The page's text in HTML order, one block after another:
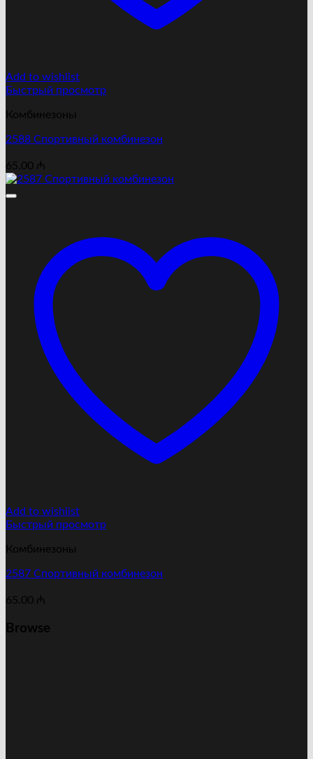
Add to wishlist
Быстрый просмотр
Комбинезоны
2588 Cпортивный комбинезон
65.00 ₼
Add to wishlist
Быстрый просмотр
Комбинезоны
2587 Cпортивный комбинезон
65.00 ₼
Browse